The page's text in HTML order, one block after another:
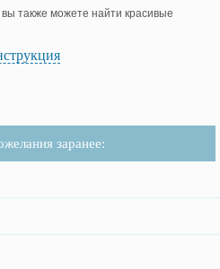
вы также можете найти красивые
заранее: